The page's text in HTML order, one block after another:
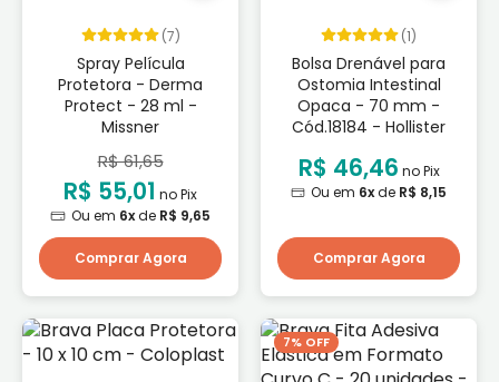
(7)
Spray Película
Protetora - Derma
Protect - 28 ml -
Missner
R$ 61,65
R$ 55,01 no Pix
Ou em 6xde R$ 9,65
Comprar Agora
(1)
Bolsa Drenável para
Ostomia Intestinal
Opaca - 70 mm -
Cód.18184 - Hollister
R$ 46,46 no Pix
Ou em 6xde R$ 8,15
Comprar Agora
7% OFF